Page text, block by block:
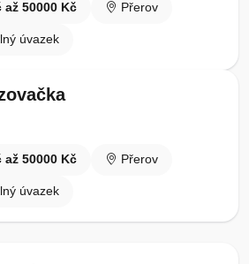
až 50000 Kč Přerov
úvazek
až 50000 Kč Přerov
úvazek